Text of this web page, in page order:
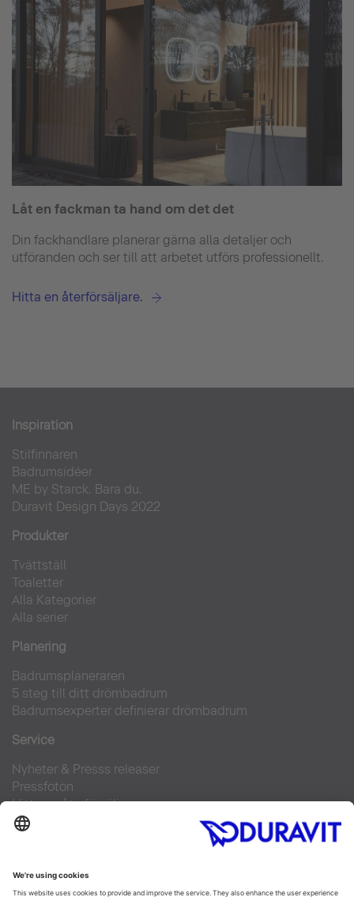
Låt en fackman ta hand om det det
Din fackhandlare planerar gärna alla detaljer och
utföranden och ser till att arbetet utförs professionellt.
Hitta en återförsäljare.
Inspiration
Stilfinnaren
Badrumsidéer
ME by Starck. Bara du.
Duravit Design Days 2022
Produkter
Tvättställ
Toaletter
Alla Kategorier
Alla serier
Planering
Badrumsplaneraren
5 steg till ditt drömbadrum
Badrumsexperter definierar drömbadrum
Service
Nyheter & Presss releaser
Pressfoton
Hitta en återförsäljare
FAQs